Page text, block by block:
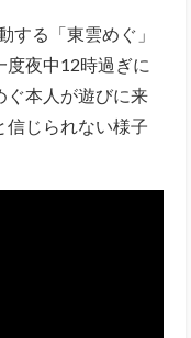
する「東雲めぐ」
夜中12時過ぎに
ぐ本人が遊びに来
信じられない様子